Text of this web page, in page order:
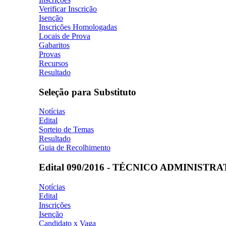
Verificar Inscrição
Isenção
Inscrições Homologadas
Locais de Prova
Gabaritos
Provas
Recursos
Resultado
Seleção para Substituto
Notícias
Edital
Sorteio de Temas
Resultado
Guia de Recolhimento
Edital 090/2016 - TÉCNICO
Notícias
Edital
Inscrições
Isenção
Candidato x Vaga